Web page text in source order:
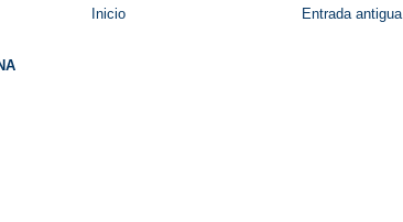
Entrada antigua
Inicio